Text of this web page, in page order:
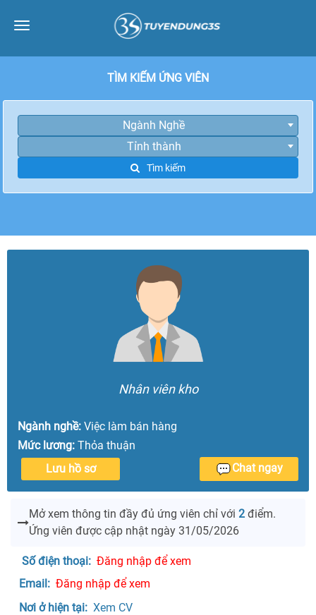
Toggle
TÌM KIẾM ỨNG VIÊN
Ngành Nghề
Tỉnh thành
Tìm kiếm
Nhân viên kho
Ngành nghề: Việc làm bán hàng
Mức lương: Thỏa thuận
Lưu hồ sơ
Chat ngay
Mở xem thông tin đầy đủ ứng viên chỉ với 2 điểm.
Ứng viên được cập nhật ngày 31/05/2026
Số điện thoại: Đăng nhập để xem
Email: Đăng nhập để xem
Nơi ở hiện tại: Xem CV